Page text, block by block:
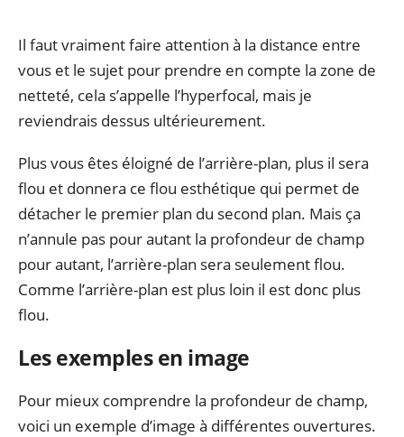
Il faut vraiment faire attention à la distance entre
vous et le sujet pour prendre en compte la zone de
netteté, cela s’appelle l’hyperfocal, mais je
reviendrais dessus ultérieurement.
Plus vous êtes éloigné de l’arrière-plan, plus il sera
flou et donnera ce flou esthétique qui permet de
détacher le premier plan du second plan. Mais ça
n’annule pas pour autant la profondeur de champ
pour autant, l’arrière-plan sera seulement flou.
Comme l’arrière-plan est plus loin il est donc plus
flou.
Les exemples en image
Pour mieux comprendre la profondeur de champ,
voici un exemple d’image à différentes ouvertures.